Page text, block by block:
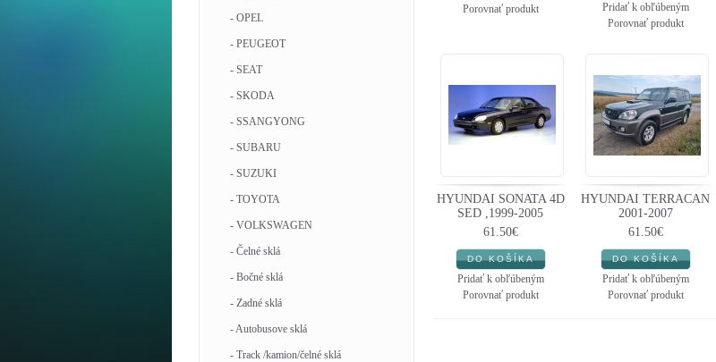
- OPEL
- PEUGEOT
- SEAT
- SKODA
- SSANGYONG
- SUBARU
- SUZUKI
- TOYOTA
- VOLKSWAGEN
- Čelné sklá
- Bočné sklá
- Zadné sklá
- Autobusove sklá
- Track /kamion/čelné sklá
Porovnať produkt
Pridať k obľúbeným
Porovnať produkt
HYUNDAI SONATA 4D
SED ,1999-2005
61.50€
Pridať k obľúbeným
Porovnať produkt
HYUNDAI TERRACAN
2001-2007
61.50€
Pridať k obľúbeným
Porovnať produkt